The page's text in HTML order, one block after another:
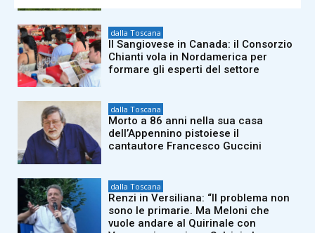
dalla Toscana
Il Sangiovese in Canada: il Consorzio
Chianti vola in Nordamerica per
formare gli esperti del settore
dalla Toscana
Morto a 86 anni nella sua casa
dell’Appennino pistoiese il
cantautore Francesco Guccini
dalla Toscana
Renzi in Versiliana: “Il problema non
sono le primarie. Ma Meloni che
vuole andare al Quirinale con